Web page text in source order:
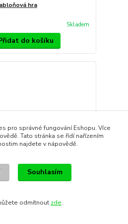
hra
Skladem
do košíku
pro správné fungování Eshopu. Více
Tato stránka se řídí nařízením
najdete v nápovědě.
Souhlasím
odmítnout zde.